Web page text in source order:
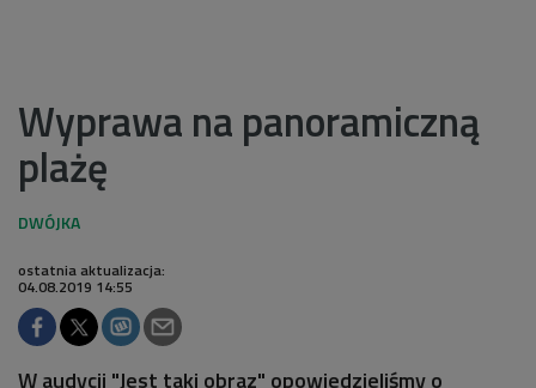
Wyprawa na panoramiczną
plażę
ostatnia aktualizacja:
04.08.2019 14:55
W audycji "Jest taki obraz" opowiedzieliśmy o